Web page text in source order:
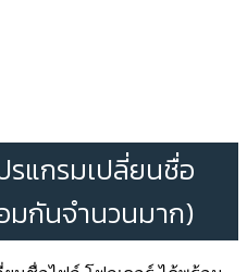
รแกรมเปลี่ยนชื่อ
มกันจำนวนมาก)